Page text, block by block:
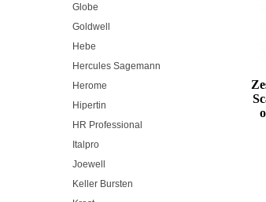
Globe
Goldwell
Hebe
Hercules Sagemann
Herome
Hipertin
HR Professional
Italpro
Joewell
Keller Bursten